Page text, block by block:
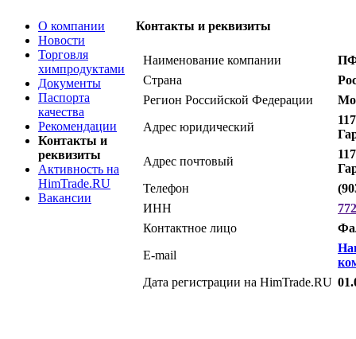
О компании
Новости
Торговля
химпродуктами
Документы
Паспорта
качества
Рекомендации
Контакты и
реквизиты
Активность на
HimTrade.RU
Вакансии
Контакты и реквизиты
Наименование компании
Страна
Регион Российской Федерации
Адрес юридический
Адрес почтовый
Телефон
ИНН
Контактное лицо
E-mail
Дата регистрации на HimTrade.RU